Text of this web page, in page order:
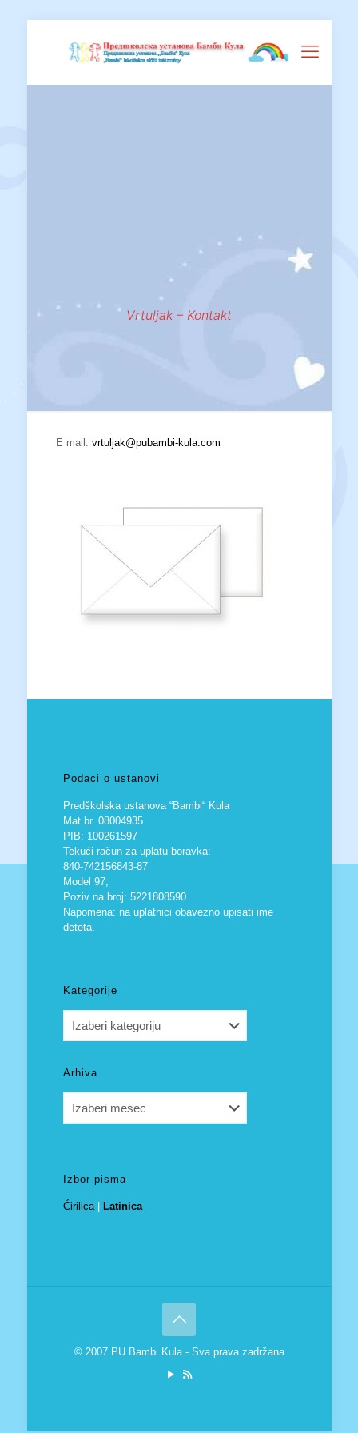
Vrtuljak – Kontakt
E mail: vrtuljak@pubambi-kula.com
Podaci o ustanovi
Predškolska ustanova “Bambi“ Kula
Mat.br. 08004935
PIB: 100261597
Tekući račun za uplatu boravka:
840-742156843-87
Model 97,
Poziv na broj: 5221808590
Napomena: na uplatnici obavezno upisati ime
deteta.
Kategorije
Arhiva
Izbor pisma
Ćirilica| Latinica
© 2007 PU Bambi Kula - Sva prava zadržana